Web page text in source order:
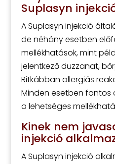
Suplasyn
A Suplasyn injekció
de néhány esetben
mellékhatások, mint
jelentkező duzzanat,
Ritkábban allergiás
Minden esetben fontos
a lehetséges
Kinek nem
injekció
A Suplasyn injekció